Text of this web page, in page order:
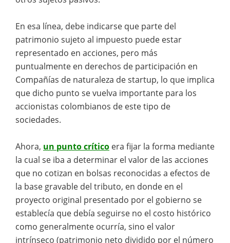
En esa línea, debe indicarse que parte del
patrimonio sujeto al impuesto puede estar
representado en acciones, pero más
puntualmente en derechos de participación en
Compañías de naturaleza de startup, lo que implica
que dicho punto se vuelva importante para los
accionistas colombianos de este tipo de
sociedades.
Ahora, un punto crítico era fijar la forma mediante
la cual se iba a determinar el valor de las acciones
que no cotizan en bolsas reconocidas a efectos de
la base gravable del tributo, en donde en el
proyecto original presentado por el gobierno se
establecía que debía seguirse no el costo histórico
como generalmente ocurría, sino el valor
intrínseco (patrimonio neto dividido por el número